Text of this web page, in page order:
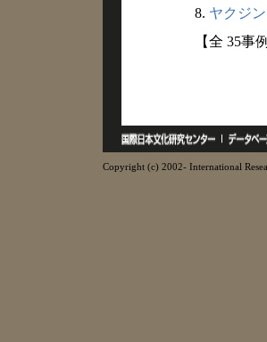
8. ヤクジ
【全 35事
Copyright (c) 2002- International